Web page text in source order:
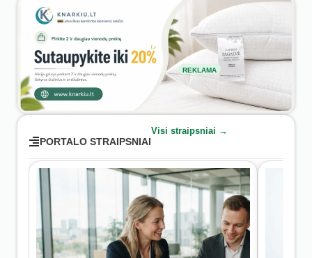
REKLAMA
PORTALO STRAIPSNIAI
Visi straipsniai →